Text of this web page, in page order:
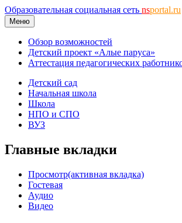
Образовательная социальная сеть nsportal.ru
Меню
Обзор возможностей
Детский проект «Алые паруса»
Аттестация педагогических
Детский сад
Начальная школа
Школа
НПО и СПО
ВУЗ
Главные вкладки
Просмотр(активная вкладка)
Гостевая
Аудио
Видео